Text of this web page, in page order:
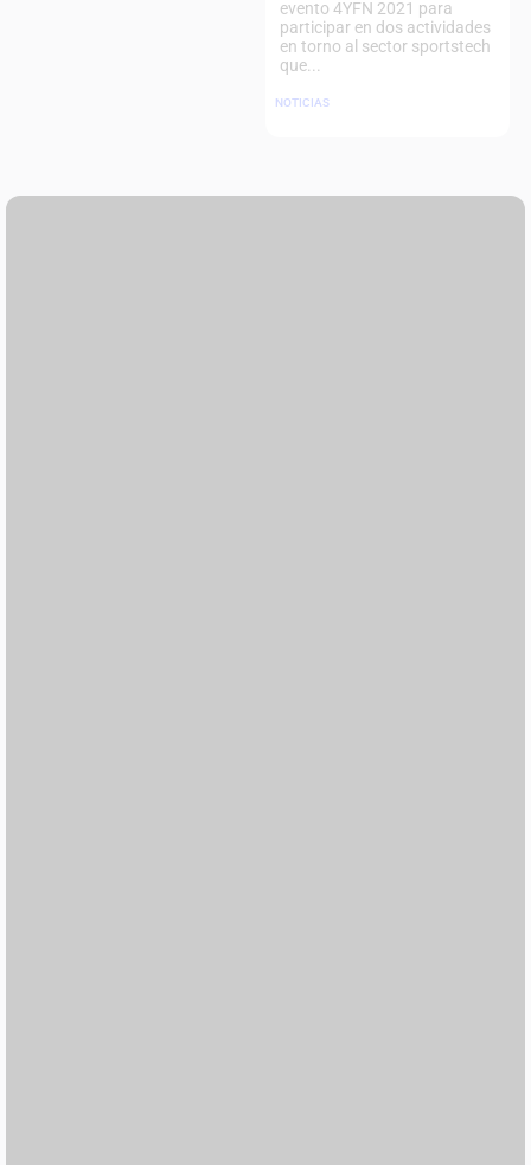
evento 4YFN 2021 para
participar en dos actividades
en torno al sector sportstech
que...
NOTICIAS